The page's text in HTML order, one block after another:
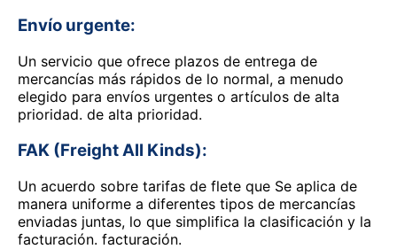
Envío urgente:
Un servicio que ofrece plazos de entrega de
mercancías más rápidos de lo normal, a menudo
elegido para envíos urgentes o artículos de alta
prioridad. de alta prioridad.
FAK (Freight All Kinds):
Un acuerdo sobre tarifas de flete que Se aplica de
manera uniforme a diferentes tipos de mercancías
enviadas juntas, lo que simplifica la clasificación y la
facturación. facturación.